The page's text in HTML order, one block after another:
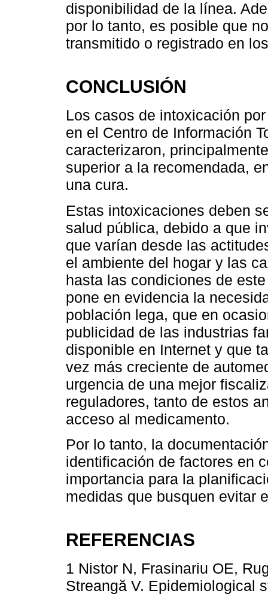
disponibilidad de la línea.
por lo tanto, es posible que
transmitido o registrado en
CONCLUSIÓN
Los casos de intoxicación
en el Centro de Información
caracterizaron,
superior a la recomendada,
una cura.
Estas intoxicaciones deben
salud pública, debido a que
que varían desde las
el ambiente del hogar y las
hasta las condiciones de
pone en evidencia la
población lega, que en
publicidad de las industrias
disponible en Internet y que
vez más creciente de
urgencia de una mejor
reguladores, tanto de estos
acceso al medicamento.
Por lo tanto, la
identificación de factores en
importancia para la
medidas que busquen evitar
REFERENCIAS
1 Nistor N, Frasinariu OE,
Streangă V. Epidemiological